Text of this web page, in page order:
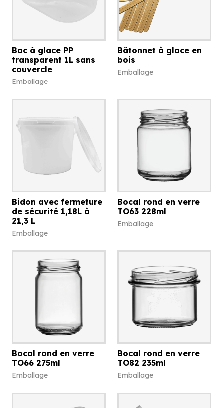
Bac à glace PP
transparent 1L sans
couvercle
Emballage
Bâtonnet à glace en
bois
Emballage
Bidon avec fermeture
de sécurité 1,18L à
21,3 L
Emballage
Bocal rond en verre
TO63 228ml
Emballage
Bocal rond en verre
TO66 275ml
Emballage
Bocal rond en verre
TO82 235ml
Emballage